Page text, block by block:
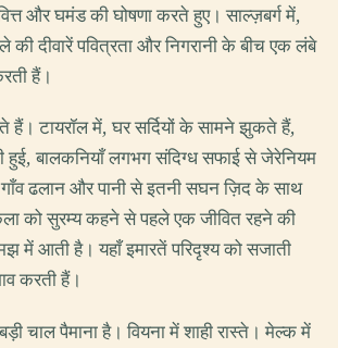
और घमंड की घोषणा करते हुए। साल्ज़बर्ग में,
दीवारें पवित्रता और निगरानी के बीच एक लंबे
हैं।
हैं। टायरॉल में, घर सर्दियों के सामने झुकते हैं,
बालकनियाँ लगभग संदिग्ध सफाई से जेरेनियम
ढलान और पानी से इतनी सघन ज़िद के साथ
को सुरम्य कहने से पहले एक जीवित रहने की
में आती है। यहाँ इमारतें परिदृश्य को सजाती
करती हैं।
चाल पैमाना है। वियना में शाही रास्ते। मेल्क में